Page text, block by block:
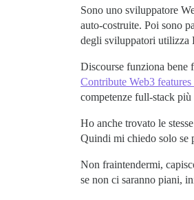
Sono uno sviluppatore
auto-costruite. Poi sono
degli sviluppatori utilizza
Discourse funziona bene
Contribute Web3
competenze full-stack più
Ho anche trovato le
Quindi mi chiedo solo se
Non fraintendermi,
se non ci saranno piani,